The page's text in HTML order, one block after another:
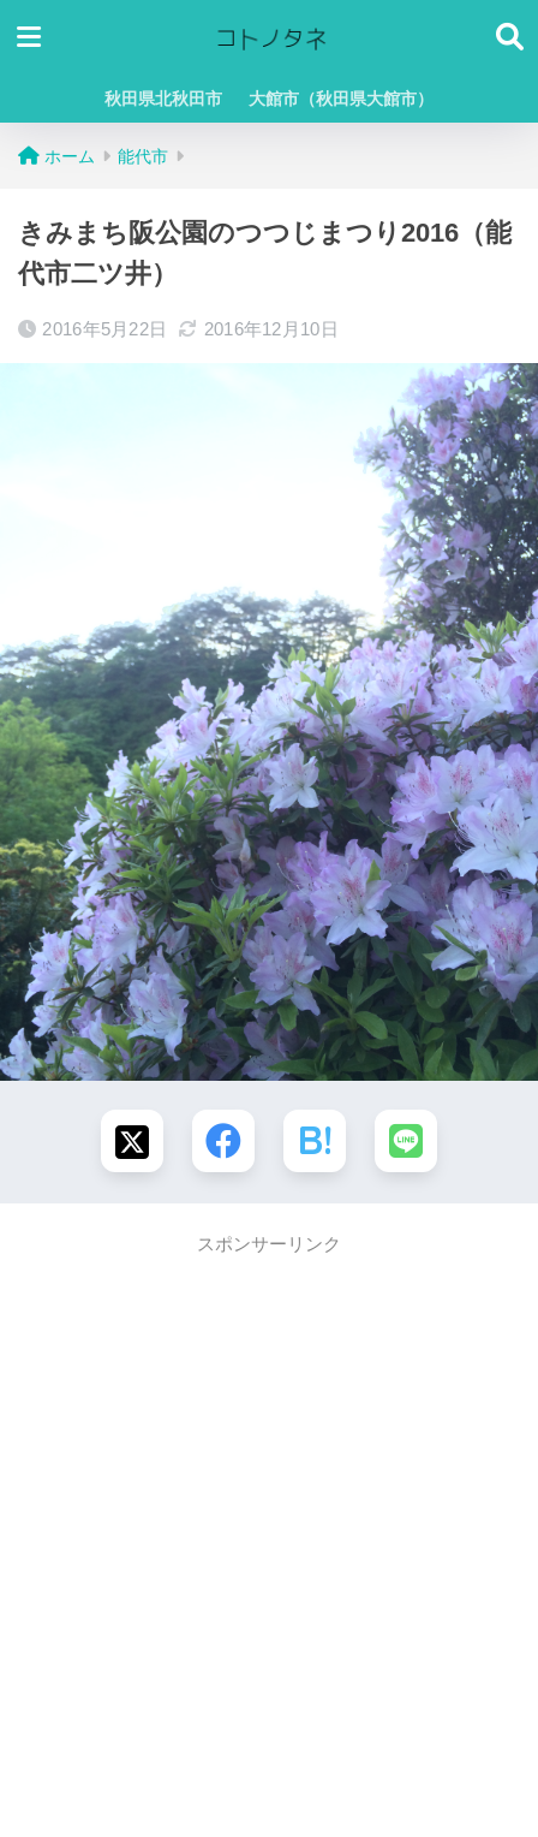
秋田県北秋田市 大館市（秋田県大館市）
ホーム 能代市
きみまち阪公園のつつじまつり2016（能
代市二ツ井）
2016年5月22日 2016年12月10日
スポンサーリンク